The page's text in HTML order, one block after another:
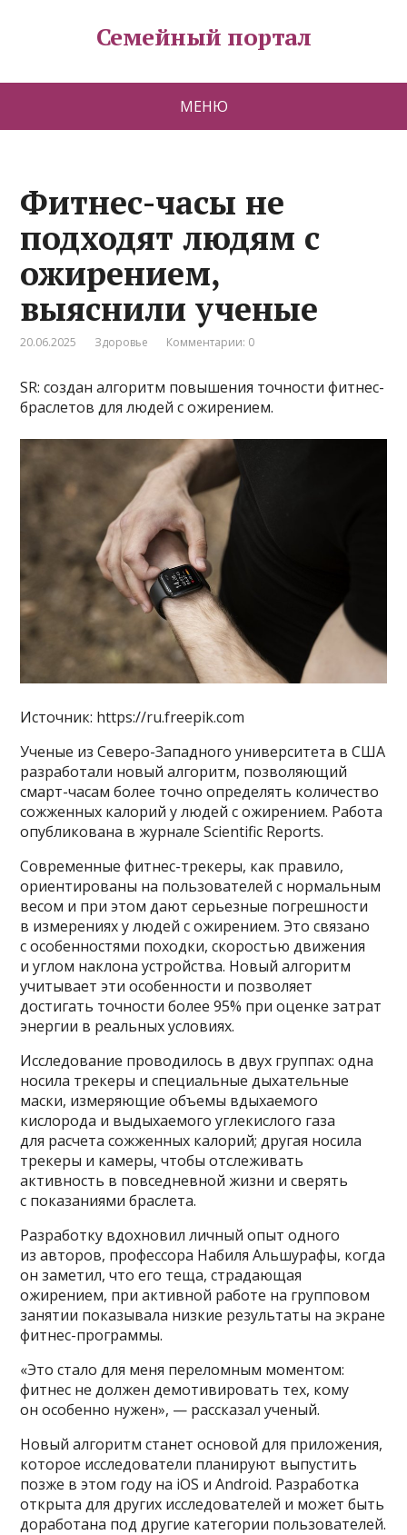
Семейный портал
МЕНЮ
Фитнес-часы не
подходят людям с
ожирением,
выяснили ученые
20.06.2025 Здоровье Комментарии: 0
SR: создан алгоритм повышения точности фитнес-
браслетов для людей с ожирением.
Источник: https://ru.freepik.com
Ученые из Северо-Западного университета в США
разработали новый алгоритм, позволяющий
смарт-часам более точно определять количество
сожженных калорий у людей с ожирением. Работа
опубликована в журнале Scientific Reports.
Современные фитнес-трекеры, как правило,
ориентированы на пользователей с нормальным
весом и при этом дают серьезные погрешности
в измерениях у людей с ожирением. Это связано
с особенностями походки, скоростью движения
и углом наклона устройства. Новый алгоритм
учитывает эти особенности и позволяет
достигать точности более 95% при оценке затрат
энергии в реальных условиях.
Исследование проводилось в двух группах: одна
носила трекеры и специальные дыхательные
маски, измеряющие объемы вдыхаемого
кислорода и выдыхаемого углекислого газа
для расчета сожженных калорий; другая носила
трекеры и камеры, чтобы отслеживать
активность в повседневной жизни и сверять
с показаниями браслета.
Разработку вдохновил личный опыт одного
из авторов, профессора Набиля Альшурафы, когда
он заметил, что его теща, страдающая
ожирением, при активной работе на групповом
занятии показывала низкие результаты на экране
фитнес-программы.
«Это стало для меня переломным моментом:
фитнес не должен демотивировать тех, кому
он особенно нужен», — рассказал ученый.
Новый алгоритм станет основой для приложения,
которое исследователи планируют выпустить
позже в этом году на iOS и Android. Разработка
открыта для других исследователей и может быть
доработана под другие категории пользователей.